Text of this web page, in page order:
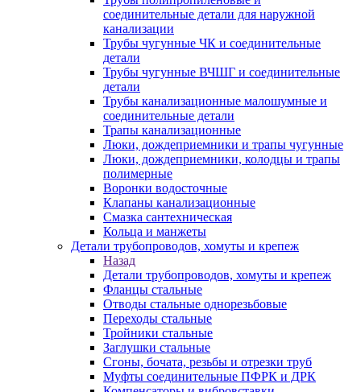
соединительные детали для наружной
канализации
Трубы чугунные ЧК и соединительные
детали
Трубы чугунные ВЧШГ и соединительные
детали
Трубы канализационные малошумные и
соединительные детали
Трапы канализационные
Люки, дождеприемники и трапы чугунные
Люки, дождеприемники, колодцы и трапы
полимерные
Воронки водосточные
Клапаны канализационные
Смазка сантехническая
Кольца и манжеты
Детали трубопроводов, хомуты и крепеж
Назад
Детали трубопроводов, хомуты и крепеж
Фланцы стальные
Отводы стальные однорезьбовые
Переходы стальные
Тройники стальные
Заглушки стальные
Сгоны, бочата, резьбы и отрезки труб
Муфты соединительные ПФРК и ДРК